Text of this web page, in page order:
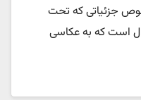
جزئیاتی که تحت
است که به عکاسی